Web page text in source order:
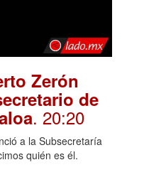
Zerón
de
. 20:20
a la Subsecretaría
quién es él.